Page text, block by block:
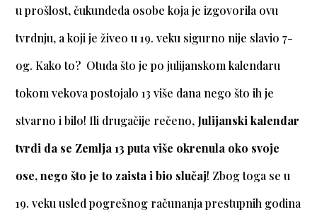
u prošlost, čukundeda osobe koja je izgovorila ovu
tvrdnju, a koji je živeo u 19. veku sigurno nije slavio 7-
og. Kako to? Otuda što je po julijanskom kalendaru
tokom vekova postojalo 13 više dana nego što ih je
stvarno i bilo! Ili drugačije rečeno, Julijanski kalendar
tvrdi da se Zemlja 13 puta više okrenula oko svoje
ose, nego što je to zaista i bio slučaj! Zbog toga se u
19. veku usled pogrešnog računanja prestupnih godina